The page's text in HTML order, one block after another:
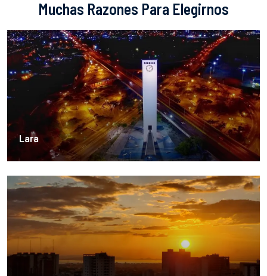
Muchas Razones Para Elegirnos
Lara